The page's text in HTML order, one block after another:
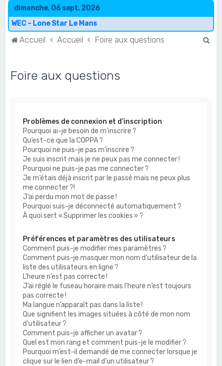
dimanche, 06 sept. 2026
WEC - Lone Star Le Mans
Accueil Accueil Foire aux questions
Foire aux questions
Problèmes de connexion et d’inscription
Pourquoi ai-je besoin de m’inscrire ?
Qu’est-ce que la COPPA ?
Pourquoi ne puis-je pas m’inscrire ?
Je suis inscrit mais je ne peux pas me connecter !
Pourquoi ne puis-je pas me connecter ?
Je m’étais déjà inscrit par le passé mais ne peux plus
me connecter ?!
J’ai perdu mon mot de passe !
Pourquoi suis-je déconnecté automatiquement ?
À quoi sert « Supprimer les cookies » ?
Préférences et paramètres des utilisateurs
Comment puis-je modifier mes paramètres ?
Comment puis-je masquer mon nom d’utilisateur de la
liste des utilisateurs en ligne ?
L’heure n’est pas correcte !
J’ai réglé le fuseau horaire mais l’heure n’est toujours
pas correcte !
Ma langue n’apparaît pas dans la liste !
Que signifient les images situées à côté de mon nom
d’utilisateur ?
Comment puis-je afficher un avatar ?
Quel est mon rang et comment puis-je le modifier ?
Pourquoi m’est-il demandé de me connecter lorsque je
clique sur le lien d’e-mail d’un utilisateur ?